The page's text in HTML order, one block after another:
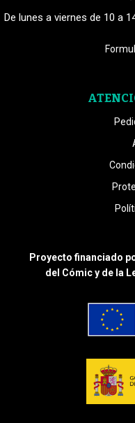
De lunes a viernes de 10 a
Proyecto financiado
del Cómic y de la